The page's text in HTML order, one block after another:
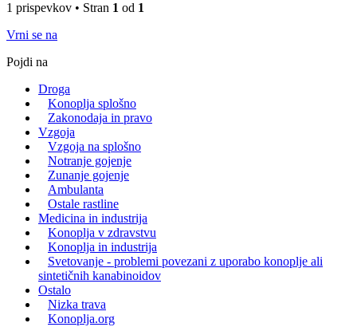
1 prispevkov • Stran 1 od 1
Vrni se na
Pojdi na
Droga
Konoplja splošno
Zakonodaja in pravo
Vzgoja
Vzgoja na splošno
Notranje gojenje
Zunanje gojenje
Ambulanta
Ostale rastline
Medicina in industrija
Konoplja v zdravstvu
Konoplja in industrija
Svetovanje - problemi povezani z uporabo konoplje ali
sintetičnih kanabinoidov
Ostalo
Nizka trava
Konoplja.org